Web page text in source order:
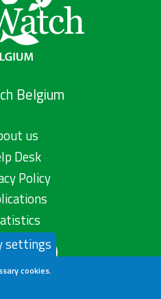
Belgium
us
Desk
Policy
us
settings
cookies.